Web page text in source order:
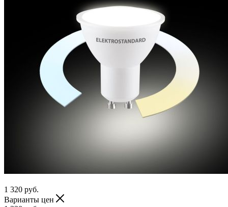
1 320 руб.
Варианты цен